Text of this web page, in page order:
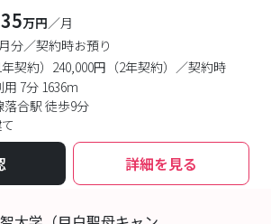
万円／月
分／契約時お預り
年契約）240,000円（2年契約）／契約時
7分 1636m
合駅 徒歩9分
詳細を見る